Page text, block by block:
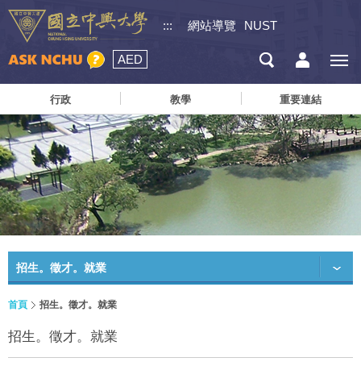
::: 網站導覽 NUST
AED
行政 教學 重要連結
招生。徵才。就業
首頁 招生。徵才。就業
招生。徵才。就業